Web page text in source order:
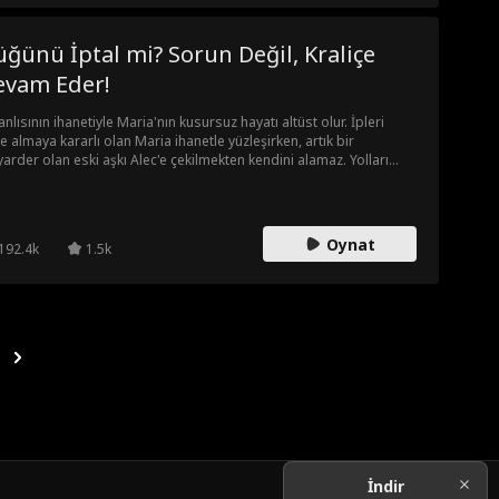
İptal mi? Sorun Değil, Kraliçe
Eder!
ihanetiyle Maria'nın kusursuz hayatı altüst olur. İpleri
almaya kararlı olan Maria ihanetle yüzleşirken, artık bir
olan eski aşkı Alec'e çekilmekten kendini alamaz. Yolları
192.4k 1.5k Oynat
İndir